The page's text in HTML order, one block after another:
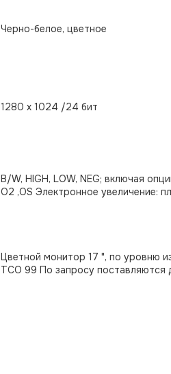
Черно-белое, цветное
1280 х 1024 /24 бит
B/W, HIGH, LOW, NEG; включая
O2 ,OS Электронное увеличение:
Цветной монитор 17 ", по уровню
TCO 99 По запросу поставляются